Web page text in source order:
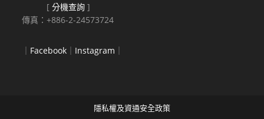
[分機查詢 ]
傳真：+886-2-24573724
｜ Facebook ｜ Instagram ｜
隱私權及資通安全政策